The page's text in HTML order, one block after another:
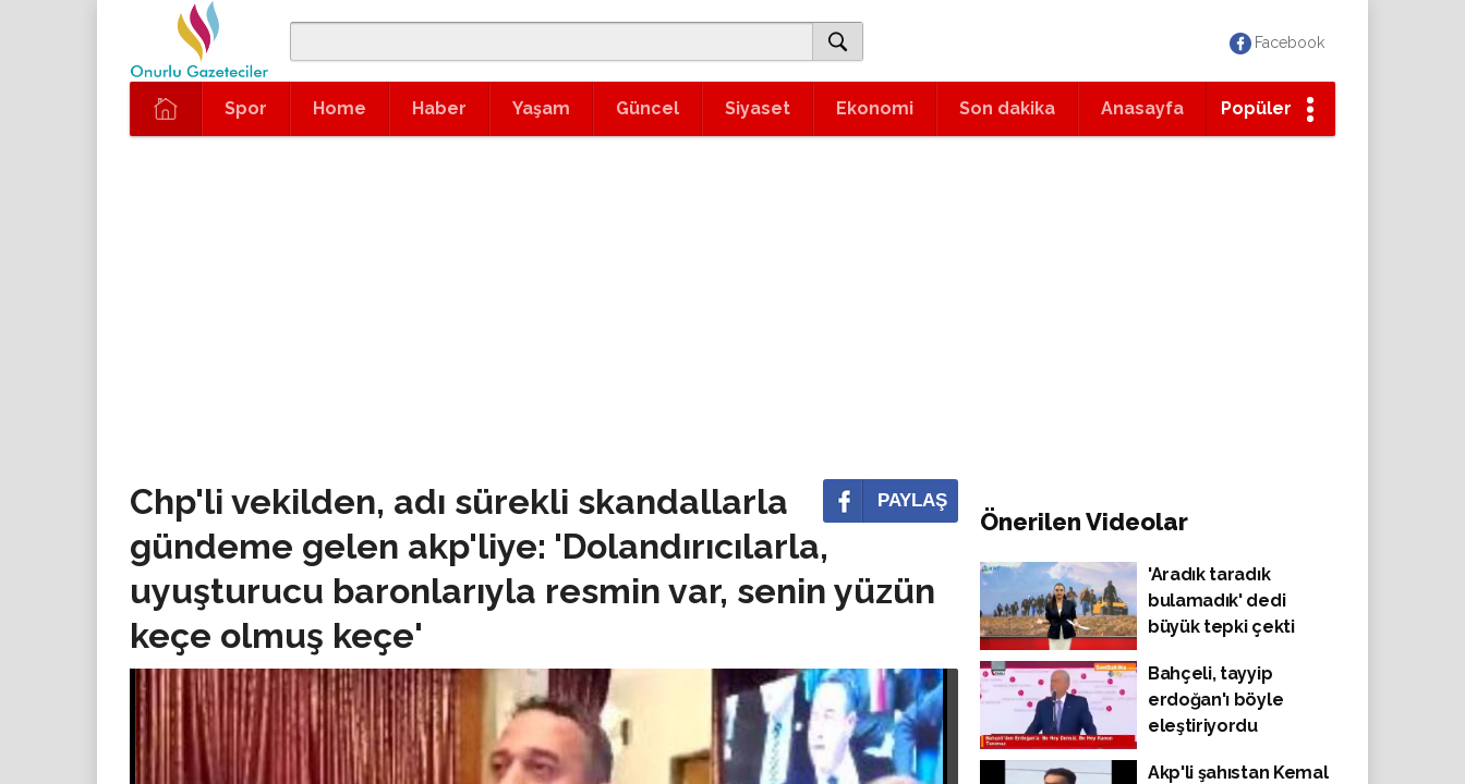
Facebook
Spor Home Haber Yaşam Güncel Siyaset Ekonomi Son dakika Anasayfa Popüler
PAYLAŞ
Chp'li vekilden, adı sürekli skandallarla
gündeme gelen akp'liye: 'Dolandırıcılarla,
uyuşturucu baronlarıyla resmin var, senin yüzün
keçe olmuş keçe'
Önerilen Videolar
'Aradık taradık
bulamadık' dedi
büyük tepki çekti
Bahçeli, tayyip
erdoğan'ı böyle
eleştiriyordu
Akp'li şahıstan Kemal